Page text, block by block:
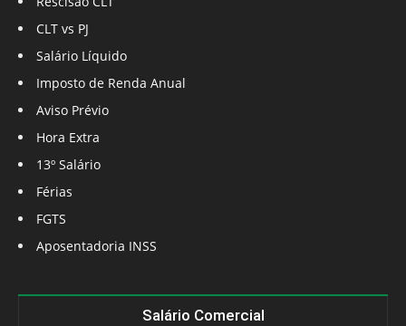
CLT vs PJ
Salário Líquido
Imposto de Renda Anual
Aviso Prévio
Hora Extra
13º Salário
Férias
FGTS
Aposentadoria INSS
Salário Comercial